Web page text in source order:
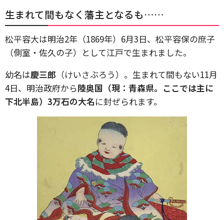
生まれて間もなく藩主となるも……
松平容大は明治2年（1869年）6月3日、松平容保の庶子
（側室・佐久の子）として江戸で生まれました。
幼名は慶三郎 （けいさぶろう）。生まれて間もない11月
4日、明治政府から陸奥国（現：青森県。ここでは主に
下北半島）3万石の大名に封ぜられます。